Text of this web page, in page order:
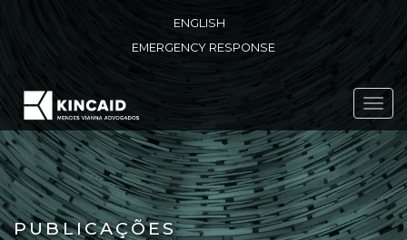
ENGLISH
EMERGENCY RESPONSE
PUBLICAÇÕES